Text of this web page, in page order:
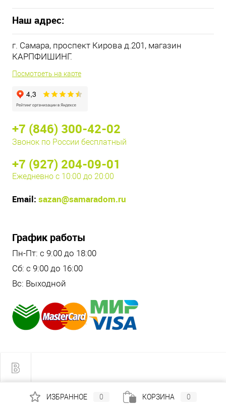
Наш адрес:
г. Самара, проспект Кирова д.201, магазин
КАРПФИШИНГ.
Посмотреть на карте
+7 (846) 300-42-02
Звонок по России бесплатный
+7 (927) 204-09-01
Ежедневно с 10:00 до 20:00
Email: sazan@samaradom.ru
График работы
Пн-Пт: с 9:00 до 18:00
Сб: с 9:00 до 16:00
Вс: Выходной
ИЗБРАННОЕ 0 КОРЗИНА 0